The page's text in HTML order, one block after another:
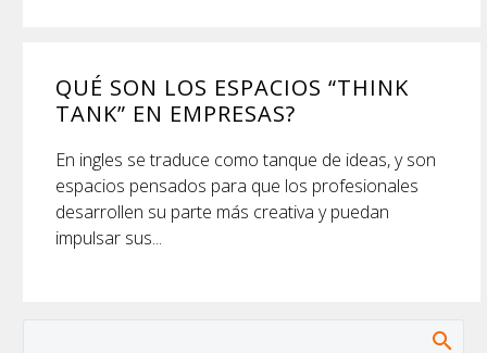
QUÉ SON LOS ESPACIOS “THINK
TANK” EN EMPRESAS?
En ingles se traduce como tanque de ideas, y son
espacios pensados para que los profesionales
desarrollen su parte más creativa y puedan
impulsar sus...